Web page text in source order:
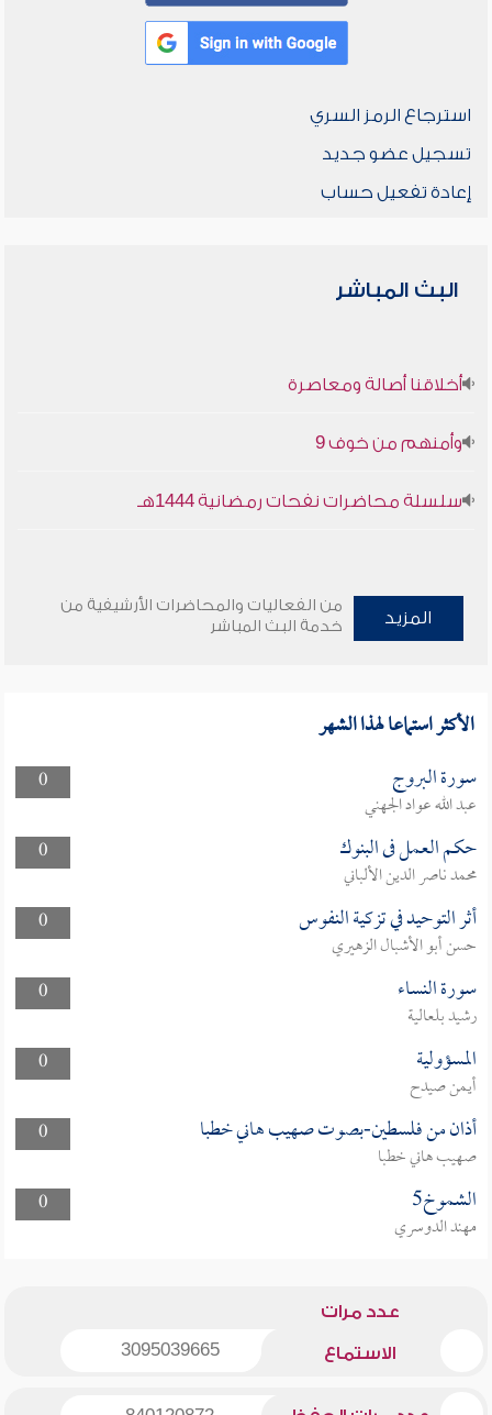
استرجاع الرمز السري
تسجيل عضو جديد
إعادة تفعيل حساب
البث المباشر
أخلاقنا أصالة ومعاصرة
وأمنهم من خوف 9
سلسلة محاضرات نفحات رمضانية 1444هـ
المزيد
من الفعاليات والمحاضرات الأرشيفية من
خدمة البث المباشر
الأكثر استماعا لهذا الشهر
0 سورة البروج
عبد الله عواد الجهني
0
حكم العمل فى البنوك
محمد ناصر الدين الألباني
0
أثر التوحيد في تزكية النفوس
حسن أبو الأشبال الزهيري
0
سورة النساء
رشيد بلعالية
0
المسؤولية
أيمن صيدح
0
أذان من فلسطين-بصوت صهيب هاني خطبا
صهيب هاني خطبا
0
الشموخ5
مهند الدوسري
عدد مرات
الاستماع 3095039665